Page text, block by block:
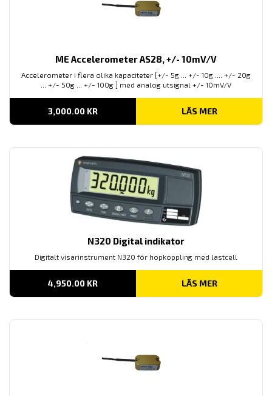
ME Accelerometer AS28, +/- 10mV/V
Accelerometer i flera olika kapaciteter [+/- 5g ... +/- 10g .... +/- 20g
... +/- 50g ... +/- 100g ] med analog utsignal +/- 10mV/V
3,000.00 KR LÄS MER
N320 Digital indikator
Digitalt visarinstrument N320 för hopkoppling med lastcell
4,950.00 KR LÄS MER